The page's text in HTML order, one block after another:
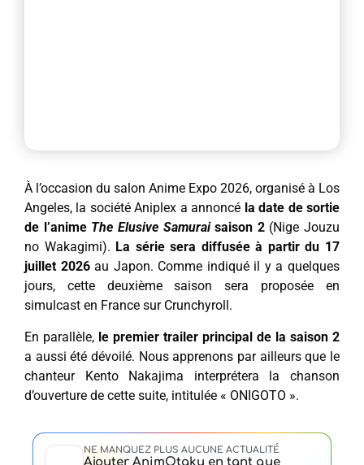
À l’occasion du salon Anime Expo 2026, organisé à Los
Angeles, la société Aniplex a annoncé la date de sortie
de l’anime The Elusive Samuraisaison 2(Nige Jouzu
no Wakagimi). La série sera diffusée à partir du 17
juillet 2026au Japon. Comme indiqué il y a quelques
jours, cette deuxième saison sera proposée en
simulcast en France sur Crunchyroll.
En parallèle, le premier trailer principal de la saison 2
a aussi été dévoilé. Nous apprenons par ailleurs que le
chanteur Kento Nakajima interprétera la chanson
d’ouverture de cette suite, intitulée « ONIGOTO ».
NE MANQUEZ PLUS AUCUNE ACTUALITÉ